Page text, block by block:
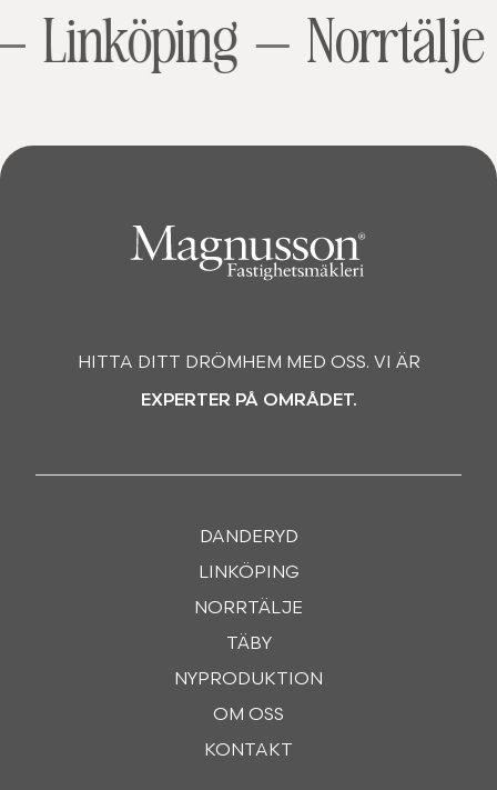
Linköping Norrtälje
HITTA DITT DRÖMHEM MED OSS. VI ÄR
EXPERTER PÅ OMRÅDET.
DANDERYD
LINKÖPING
NORRTÄLJE
TÄBY
NYPRODUKTION
OM OSS
KONTAKT